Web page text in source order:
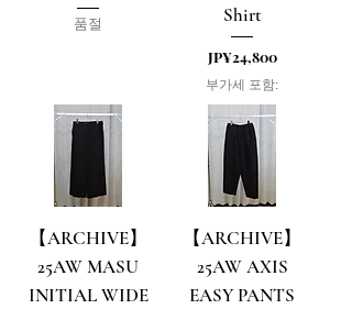
품절
Shirt
가격
JP¥24,800
부가세 포함:
【ARCHIVE】
25AW MASU
INITIAL WIDE
【ARCHIVE】
25AW AXIS
EASY PANTS